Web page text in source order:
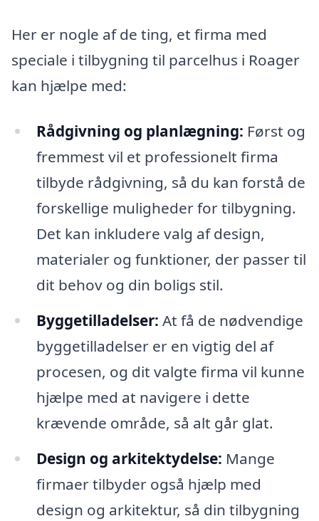
Her er nogle af de ting, et firma med
speciale i tilbygning til parcelhus i Roager
kan hjælpe med:
Rådgivning og planlægning: Først og
fremmest vil et professionelt firma
tilbyde rådgivning, så du kan forstå de
forskellige muligheder for tilbygning.
Det kan inkludere valg af design,
materialer og funktioner, der passer til
dit behov og din boligs stil.
Byggetilladelser: At få de nødvendige
byggetilladelser er en vigtig del af
procesen, og dit valgte firma vil kunne
hjælpe med at navigere i dette
krævende område, så alt går glat.
Design og arkitektydelse: Mange
firmaer tilbyder også hjælp med
design og arkitektur, så din tilbygning